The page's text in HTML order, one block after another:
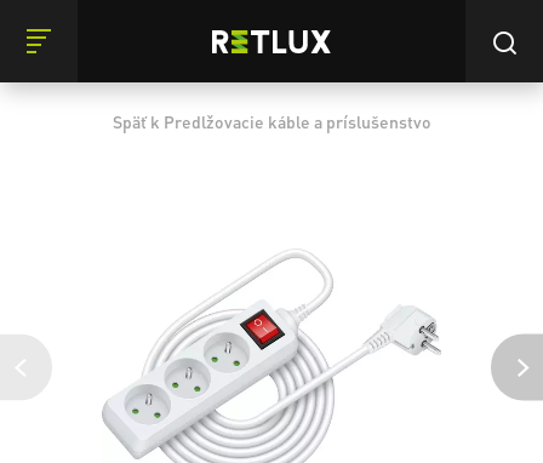
Späť k Predlžovacie káble a príslušenstvo